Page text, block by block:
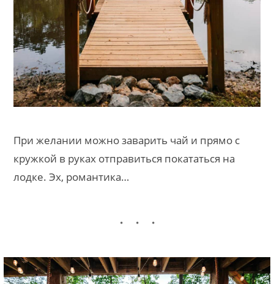
При желании можно заварить чай и прямо с
кружкой в руках отправиться покататься на
лодке. Эх, романтика…